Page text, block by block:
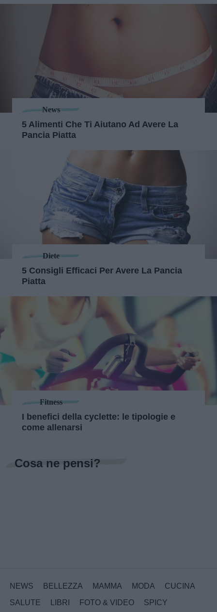
News
5 Alimenti Che Ti Aiutano Ad Avere La
Pancia Piatta
Diete
5 Consigli Efficaci Per Avere La Pancia
Piatta
Fitness
I benefici della cyclette: le tipologie e
come allenarsi
Cosa ne pensi?
NEWS BELLEZZA MAMMA MODA
CUCINA
SALUTE
LIBRI FOTO & VIDEO SPICY